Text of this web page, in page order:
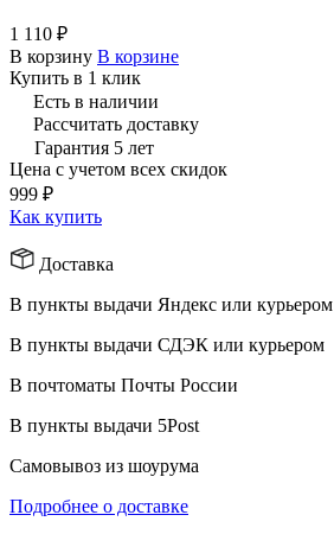
1 110 ₽
В корзину В корзине
Купить в 1 клик
Есть в наличии
Рассчитать доставку
Гарантия 5 лет
Цена с учетом всех скидок
999 ₽
Как купить
Доставка
В пункты выдачи Яндекс или курьером
В пункты выдачи СДЭК или курьером
В почтоматы Почты России
В пункты выдачи 5Post
Самовывоз из шоурума
Подробнее о доставке